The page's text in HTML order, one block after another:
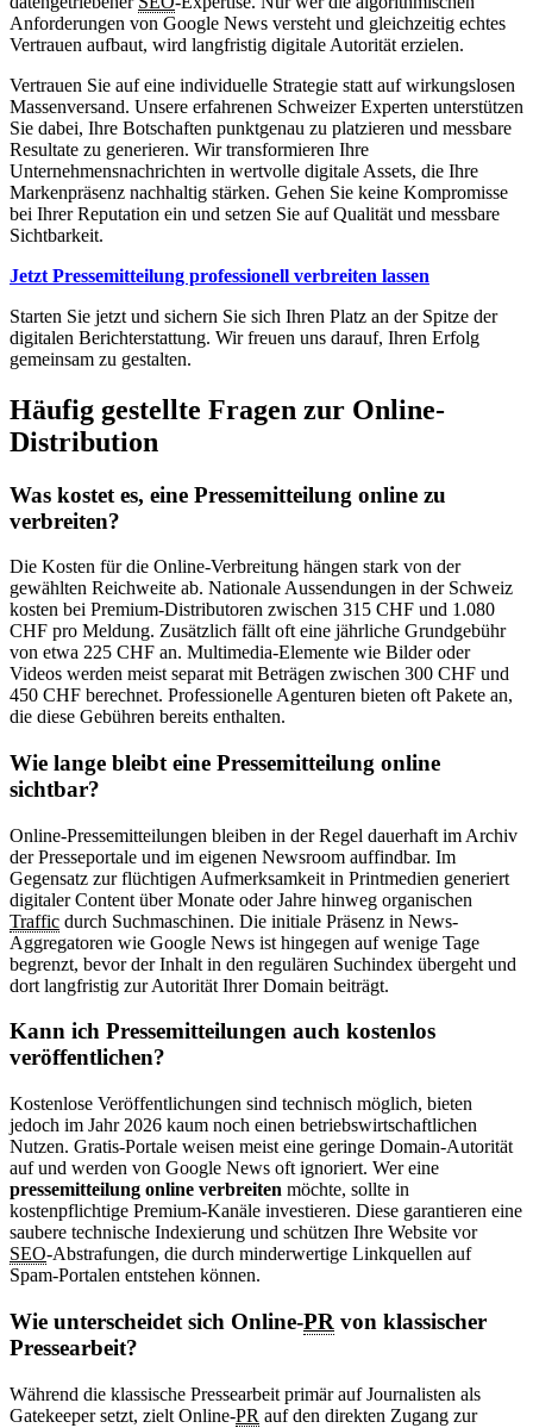
Anforderungen von Google News versteht und gleichzeitig echtes
Vertrauen aufbaut, wird langfristig digitale Autorität erzielen.
Vertrauen Sie auf eine individuelle Strategie statt auf wirkungslosen
Massenversand. Unsere erfahrenen Schweizer Experten unterstützen
Sie dabei, Ihre Botschaften punktgenau zu platzieren und messbare
Resultate zu generieren. Wir transformieren Ihre
Unternehmensnachrichten in wertvolle digitale Assets, die Ihre
Markenpräsenz nachhaltig stärken. Gehen Sie keine Kompromisse
bei Ihrer Reputation ein und setzen Sie auf Qualität und messbare
Sichtbarkeit.
Jetzt Pressemitteilung professionell verbreiten lassen
Starten Sie jetzt und sichern Sie sich Ihren Platz an der Spitze der
digitalen Berichterstattung. Wir freuen uns darauf, Ihren Erfolg
gemeinsam zu gestalten.
Häufig gestellte Fragen zur Online-
Distribution
Was kostet es, eine Pressemitteilung online zu
verbreiten?
Die Kosten für die Online-Verbreitung hängen stark von der
gewählten Reichweite ab. Nationale Aussendungen in der Schweiz
kosten bei Premium-Distributoren zwischen 315 CHF und 1.080
CHF pro Meldung. Zusätzlich fällt oft eine jährliche Grundgebühr
von etwa 225 CHF an. Multimedia-Elemente wie Bilder oder
Videos werden meist separat mit Beträgen zwischen 300 CHF und
450 CHF berechnet. Professionelle Agenturen bieten oft Pakete an,
die diese Gebühren bereits enthalten.
Wie lange bleibt eine Pressemitteilung online
sichtbar?
Online-Pressemitteilungen bleiben in der Regel dauerhaft im Archiv
der Presseportale und im eigenen Newsroom auffindbar. Im
Gegensatz zur flüchtigen Aufmerksamkeit in Printmedien generiert
digitaler Content über Monate oder Jahre hinweg organischen
Traffic durch Suchmaschinen. Die initiale Präsenz in News-
Aggregatoren wie Google News ist hingegen auf wenige Tage
begrenzt, bevor der Inhalt in den regulären Suchindex übergeht und
dort langfristig zur Autorität Ihrer Domain beiträgt.
Kann ich Pressemitteilungen auch kostenlos
veröffentlichen?
Kostenlose Veröffentlichungen sind technisch möglich, bieten
jedoch im Jahr 2026 kaum noch einen betriebswirtschaftlichen
Nutzen. Gratis-Portale weisen meist eine geringe Domain-Autorität
auf und werden von Google News oft ignoriert. Wer eine
pressemitteilung online verbreiten möchte, sollte in
kostenpflichtige Premium-Kanäle investieren. Diese garantieren eine
saubere technische Indexierung und schützen Ihre Website vor
SEO-Abstrafungen, die durch minderwertige Linkquellen auf
Spam-Portalen entstehen können.
Wie unterscheidet sich Online-PR von klassischer
Pressearbeit?
Während die klassische Pressearbeit primär auf Journalisten als
Gatekeeper setzt, zielt Online-PR auf den direkten Zugang zur